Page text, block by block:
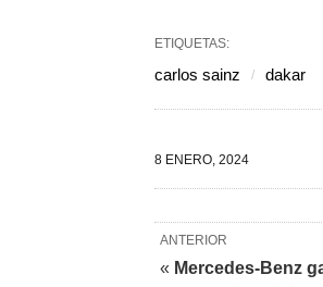
ETIQUETAS:
carlos sainz dakar
8 ENERO, 2024
ANTERIOR
« Mercedes-Benz